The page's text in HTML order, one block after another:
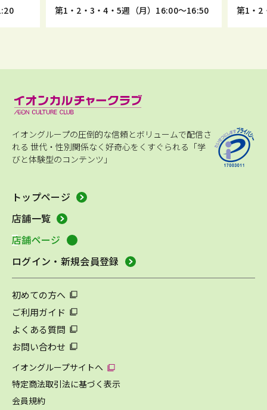
第1・2・3・4・5週（月）16:00～16:50
第1・2
イオングループの圧倒的な信頼とボリュームで配信さ
れる 世代・性別関係なく好奇心をくすぐられる「学
びと体験型のコンテンツ」
トップページ
店舗一覧
店舗ページ
ログイン・新規会員登録
初めての方へ
ご利用ガイド
よくある質問
お問い合わせ
イオングループサイトへ
特定商法取引法に基づく表示
会員規約